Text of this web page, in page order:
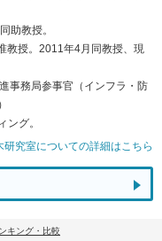
助教授。
教授。2011年4月同教授、現
事務局参事官（インフラ・防
ング。
究室についての詳細はこちら
キング・比較